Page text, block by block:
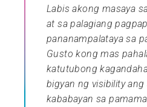
Labis akong masaya
at sa palagiang
pananampalataya sa
Gusto kong mas
katutubong
bigyan ng visibility
kababayan sa